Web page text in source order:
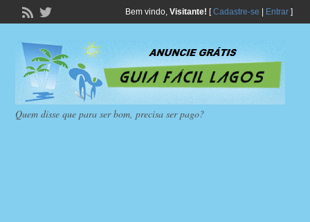
Bem vindo, Visitante! [Cadastre-se Entrar]
Quem disse que para ser bom, precisa ser pago?